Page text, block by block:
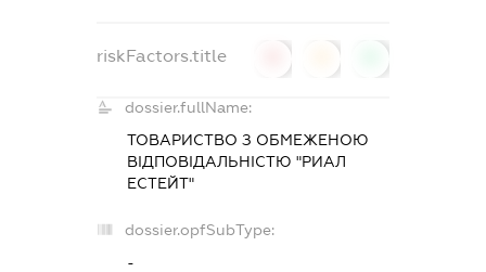
riskFactors.title
dossier.fullName:
ТОВАРИСТВО З ОБМЕЖЕНОЮ
ВІДПОВІДАЛЬНІСТЮ "РИАЛ
ЕСТЕЙТ"
dossier.opfSubType:
-